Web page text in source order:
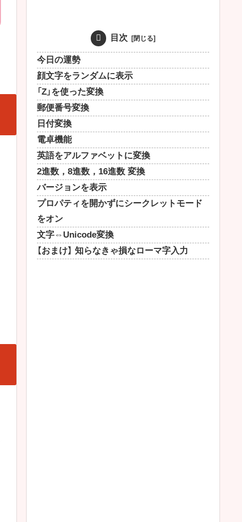
目次
今日の運勢
顔文字をランダムに表示
「Z」を使った変換
郵便番号変換
日付変換
電卓機能
英語をアルファベットに変換
2進数，8進数，16進数 変換
バージョンを表示
プロパティを開かずにシークレットモード
をオン
文字⇔Unicode変換
【おまけ】 知らなきゃ損なローマ字入力